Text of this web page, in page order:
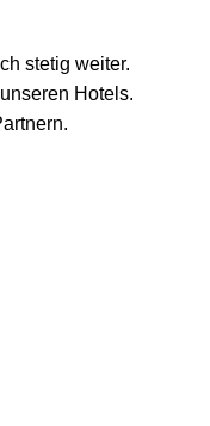
stetig weiter.
Hotels.